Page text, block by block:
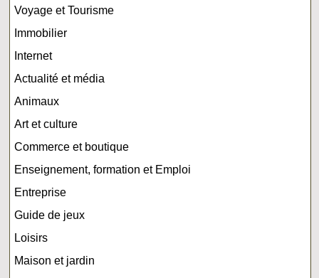
Voyage et Tourisme
Immobilier
Internet
Actualité et média
Animaux
Art et culture
Commerce et boutique
Enseignement, formation et Emploi
Entreprise
Guide de jeux
Loisirs
Maison et jardin